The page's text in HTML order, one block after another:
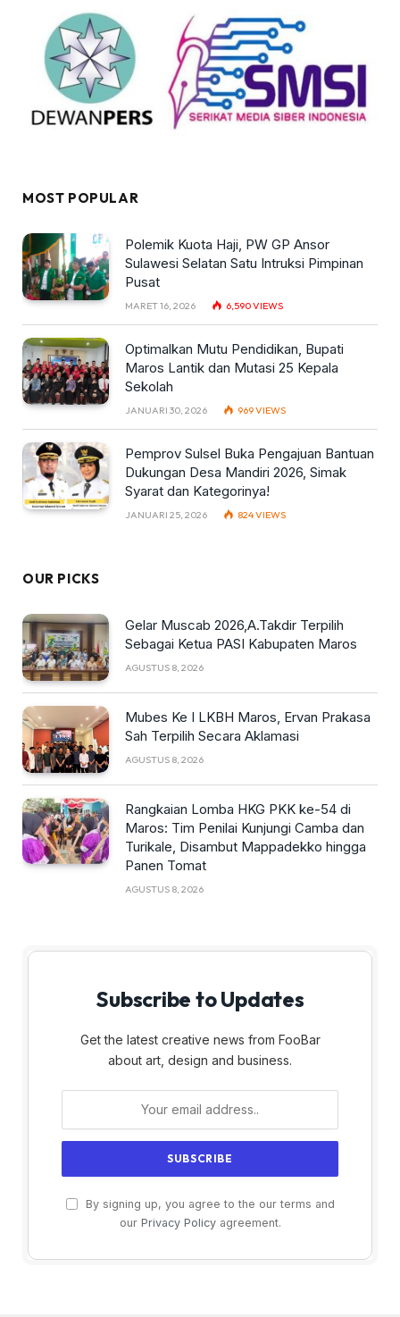
MOST POPULAR
Polemik Kuota Haji, PW GP Ansor
Sulawesi Selatan Satu Intruksi Pimpinan
Pusat
MARET 16, 2026 6,590VIEWS
Optimalkan Mutu Pendidikan, Bupati
Maros Lantik dan Mutasi 25 Kepala
Sekolah
JANUARI 30, 2026 969VIEWS
Pemprov Sulsel Buka Pengajuan Bantuan
Dukungan Desa Mandiri 2026, Simak
Syarat dan Kategorinya!
JANUARI 25, 2026 824VIEWS
OUR PICKS
Gelar Muscab 2026,A.Takdir Terpilih
Sebagai Ketua PASI Kabupaten Maros
AGUSTUS 8, 2026
Mubes Ke I LKBH Maros, Ervan Prakasa
Sah Terpilih Secara Aklamasi
AGUSTUS 8, 2026
Rangkaian Lomba HKG PKK ke-54 di
Maros: Tim Penilai Kunjungi Camba dan
Turikale, Disambut Mappadekko hingga
Panen Tomat
AGUSTUS 8, 2026
Subscribe to Updates
Get the latest creative news from FooBar
about art, design and business.
By signing up, you agree to the our terms and
our Privacy Policyagreement.